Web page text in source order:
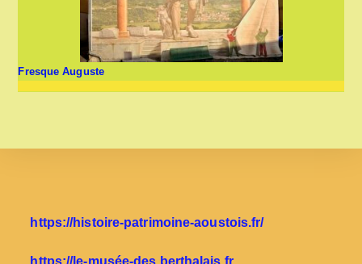
Fresque Auguste
https://histoire-patrimoine-aoustois.fr/
https://le-musée-des berthalais.fr